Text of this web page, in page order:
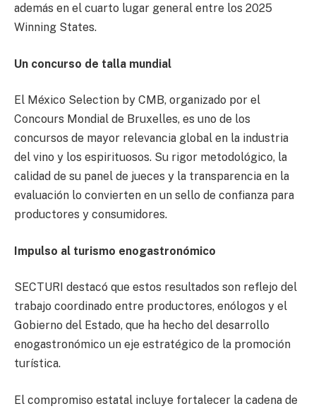
además en el cuarto lugar general entre los 2025
Winning States.
Un concurso de talla mundial
El México Selection by CMB, organizado por el
Concours Mondial de Bruxelles, es uno de los
concursos de mayor relevancia global en la industria
del vino y los espirituosos. Su rigor metodológico, la
calidad de su panel de jueces y la transparencia en la
evaluación lo convierten en un sello de confianza para
productores y consumidores.
Impulso al turismo enogastronómico
SECTURI destacó que estos resultados son reflejo del
trabajo coordinado entre productores, enólogos y el
Gobierno del Estado, que ha hecho del desarrollo
enogastronómico un eje estratégico de la promoción
turística.
El compromiso estatal incluye fortalecer la cadena de